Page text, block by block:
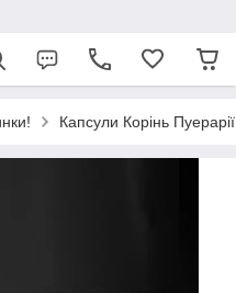
Капсули Корінь